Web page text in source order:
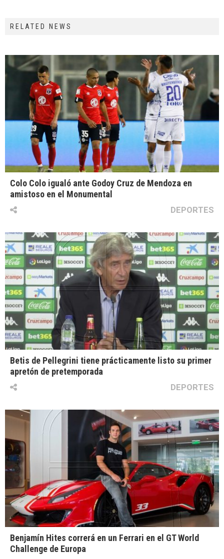
RELATED NEWS
Colo Colo igualó ante Godoy Cruz de Mendoza en
amistoso en el Monumental
DEPORTES
Betis de Pellegrini tiene prácticamente listo su primer
apretón de pretemporada
DEPORTES
Benjamín Hites correrá en un Ferrari en el GT World
Challenge de Europa